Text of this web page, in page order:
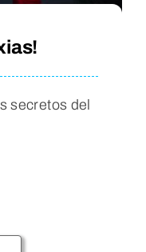
secretos del